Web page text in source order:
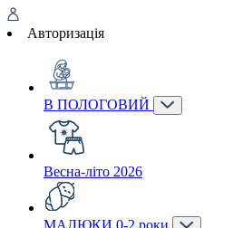
Авторизація
В ПОЛОГОВИЙ
Весна-літо 2026
МАЛЮКИ 0-2 роки